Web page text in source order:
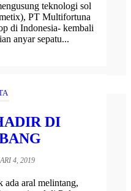
teknologi sol
PT Multifortuna
di Indonesia- kembali
anyar sepatu...
DI
4, 2019
ada aral melintang,